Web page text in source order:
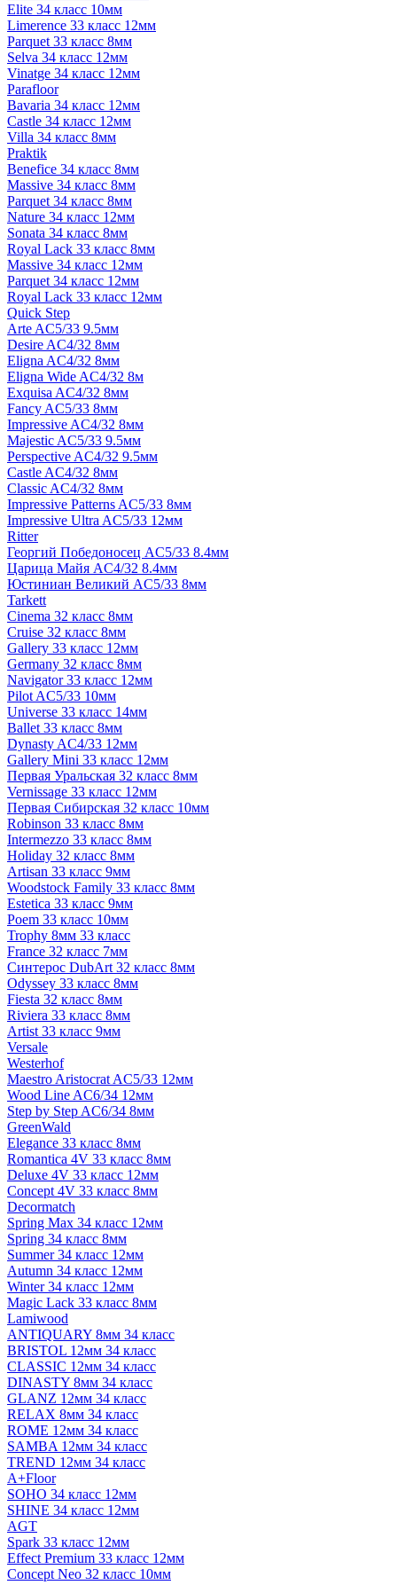
Elite 34 класс 10мм
Limerence 33 класс 12мм
Parquet 33 класс 8мм
Selva 34 класс 12мм
Vinatge 34 класс 12мм
Parafloor
Bavaria 34 класс 12мм
Castle 34 класс 12мм
Villa 34 класс 8мм
Praktik
Benefice 34 класс 8мм
Massive 34 класс 8мм
Parquet 34 класс 8мм
Nature 34 класс 12мм
Sonata 34 класс 8мм
Royal Lack 33 класс 8мм
Massive 34 класс 12мм
Parquet 34 класс 12мм
Royal Lack 33 класс 12мм
Quick Step
Arte AC5/33 9.5мм
Desire AC4/32 8мм
Eligna AC4/32 8мм
Eligna Wide AC4/32 8м
Exquisa AC4/32 8мм
Fancy AC5/33 8мм
Impressive AC4/32 8мм
Majestic AC5/33 9.5мм
Perspective AC4/32 9.5мм
Castle AC4/32 8мм
Classic AC4/32 8мм
Impressive Patterns AC5/33 8мм
Impressive Ultra AC5/33 12мм
Ritter
Георгий Победоносец AC5/33 8.4мм
Царица Майя AC4/32 8.4мм
Юстиниан Великий AC5/33 8мм
Tarkett
Cinema 32 класс 8мм
Cruise 32 класс 8мм
Gallery 33 класс 12мм
Germany 32 класс 8мм
Navigator 33 класс 12мм
Pilot AC5/33 10мм
Universe 33 класс 14мм
Ballet 33 класс 8мм
Dynasty AC4/33 12мм
Gallery Mini 33 класс 12мм
Первая Уральская 32 класс 8мм
Vernissage 33 класс 12мм
Первая Сибирская 32 класс 10мм
Robinson 33 класс 8мм
Intermezzo 33 класс 8мм
Holiday 32 класс 8мм
Artisan 33 класс 9мм
Woodstock Family 33 класс 8мм
Estetica 33 класс 9мм
Poem 33 класс 10мм
Trophy 8мм 33 класс
France 32 класс 7мм
Синтерос DubArt 32 класс 8мм
Odyssey 33 класс 8мм
Fiesta 32 класс 8мм
Riviera 33 класс 8мм
Artist 33 класс 9мм
Versale
Westerhof
Maestro Aristocrat AC5/33 12мм
Wood Line AC6/34 12мм
Step by Step AC6/34 8мм
GreenWald
Elegance 33 класс 8мм
Romantica 4V 33 класс 8мм
Deluxe 4V 33 класс 12мм
Concept 4V 33 класс 8мм
Decormatch
Spring Max 34 класс 12мм
Spring 34 класс 8мм
Summer 34 класс 12мм
Autumn 34 класс 12мм
Winter 34 класс 12мм
Magic Lack 33 класс 8мм
Lamiwood
ANTIQUARY 8мм 34 класс
BRISTOL 12мм 34 класс
CLASSIC 12мм 34 класс
DINASTY 8мм 34 класс
GLANZ 12мм 34 класс
RELAX 8мм 34 класс
ROME 12мм 34 класс
SAMBA 12мм 34 класс
TREND 12мм 34 класс
A+Floor
SOHO 34 класс 12мм
SHINE 34 класс 12мм
AGT
Spark 33 класс 12мм
Effect Premium 33 класс 12мм
Concept Neo 32 класс 10мм